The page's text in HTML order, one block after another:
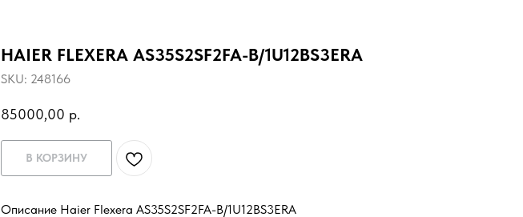
HAIER FLEXERA AS35S2SF2FA-B/1U12BS3ERA
SKU: 248166
85000,00 р.
В КОРЗИНУ
Описание Haier Flexera AS35S2SF2FA-B/1U12BS3ERA